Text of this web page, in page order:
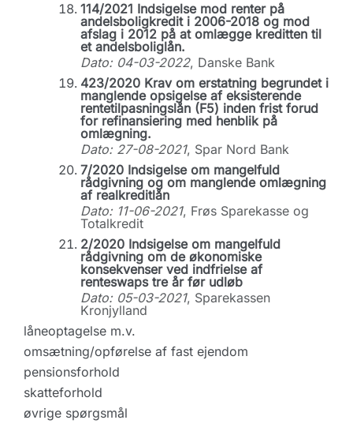
114/2021 Indsigelse mod renter på
andelsboligkredit i 2006-2018 og mod
afslag i 2012 på at omlægge kreditten til
et andelsboliglån.
Dato: 04-03-2022, Danske Bank
423/2020 Krav om erstatning begrundet i
manglende opsigelse af eksisterende
rentetilpasningslån (F5) inden frist forud
for refinansiering med henblik på
omlægning.
Dato: 27-08-2021, Spar Nord Bank
7/2020 Indsigelse om mangelfuld
rådgivning og om manglende omlægning
af realkreditlån
Dato: 11-06-2021, Frøs Sparekasse og
Totalkredit
2/2020 Indsigelse om mangelfuld
rådgivning om de økonomiske
konsekvenser ved indfrielse af
renteswaps tre år før udløb
Dato: 05-03-2021, Sparekassen
Kronjylland
låneoptagelse m.v.
omsætning/opførelse af fast ejendom
pensionsforhold
skatteforhold
øvrige spørgsmål